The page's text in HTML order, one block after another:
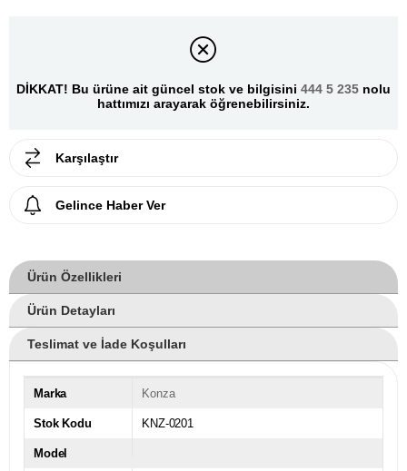
DİKKAT! Bu ürüne ait güncel stok ve bilgisini 444 5 235 nolu
hattımızı arayarak öğrenebilirsiniz.
Karşılaştır
Gelince Haber Ver
Ürün Özellikleri
Ürün Detayları
Teslimat ve İade Koşulları
Marka Konza
Stok Kodu KNZ-0201
Model